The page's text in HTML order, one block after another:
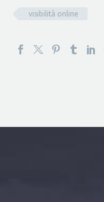
visibilità online